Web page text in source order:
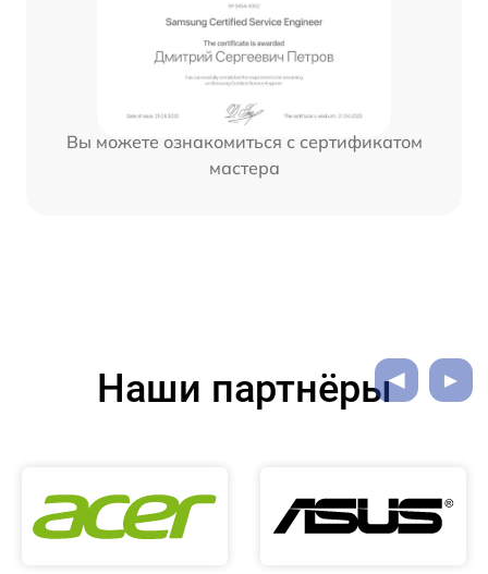
Вы можете ознакомиться с сертификатом
мастера
Наши партнёры